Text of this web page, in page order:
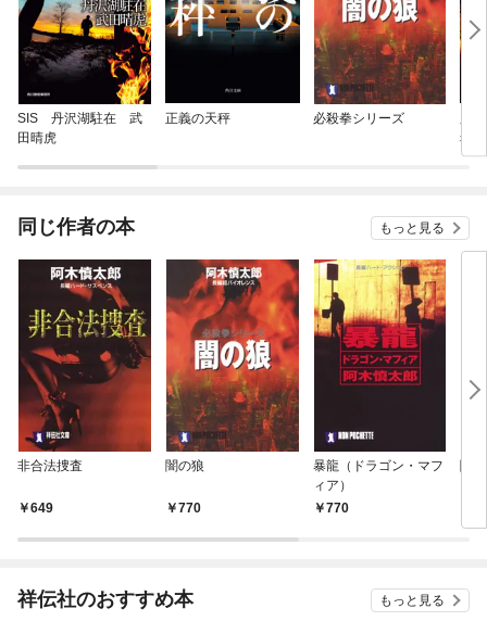
SIS 丹沢湖駐在 武
田晴虎
正義の天秤 必殺拳シリーズ
希
同じ作者の本 もっと見る
非合法捜査
649
闇の狼
770
暴龍（ドラゴン・マフ
ィア）
770
祥伝社のおすすめ本 もっと見る